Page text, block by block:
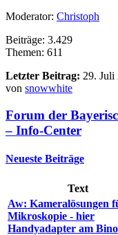
Moderator: Christoph
Beiträge: 3.429
Themen: 611
Letzter Beitrag: 29. Juli
von snowwhite
Forum der
– Info-Center
Neueste Beiträge
Text
Aw: Kameralösungen
Mikroskopie - hier
Handyadapter am Bino